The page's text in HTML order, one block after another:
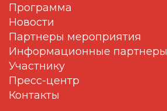
Программа
Новости
Партнеры мероприятия
Информационные партнеры
Участнику
Пресс-центр
Контакты